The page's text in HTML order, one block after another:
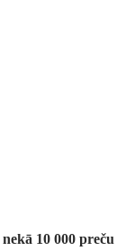
10 000 preču